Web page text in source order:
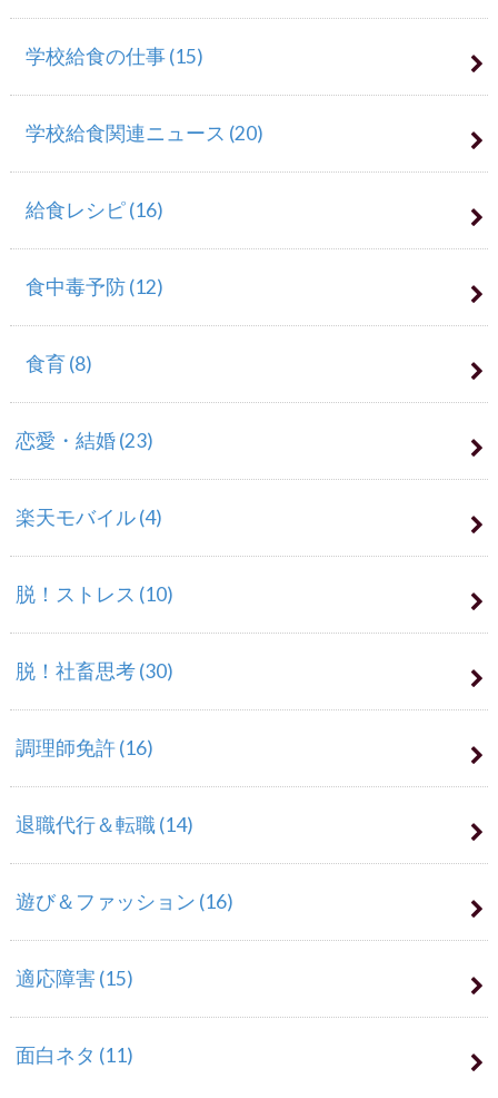
学校給食の仕事(15)
学校給食関連ニュース (20)
給食レシピ(16)
食中毒予防(12)
食育(8)
恋愛・結婚(23)
楽天モバイル(4)
脱！ストレス (10)
脱！社畜思考(30)
調理師免許(16)
退職代行＆転職(14)
遊び＆ファッション (16)
適応障害 (15)
面白ネタ (11)